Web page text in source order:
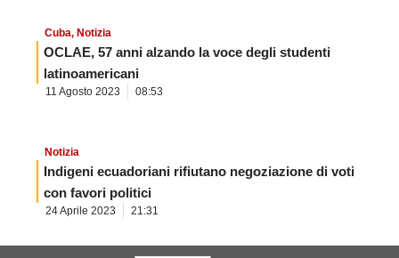
Cuba, Notizia
OCLAE, 57 anni alzando la voce degli studenti
latinoamericani
11 Agosto 2023 08:53
Notizia
Indigeni ecuadoriani rifiutano negoziazione di voti
con favori politici
24 Aprile 2023 21:31